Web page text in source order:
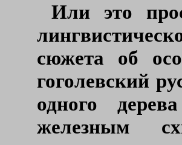
Или это
сюжета об
гоголевский
одного
железным